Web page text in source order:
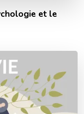
et le